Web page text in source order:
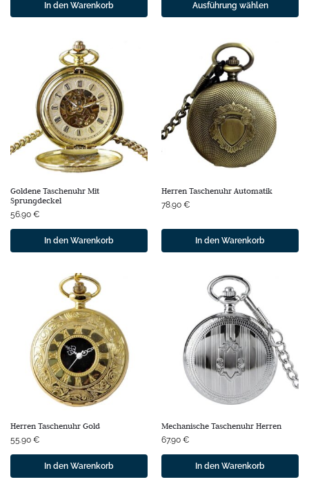
In den Warenkorb Ausführung wählen
Goldene Taschenuhr Mit
Sprungdeckel
56.90 €
In den Warenkorb
Herren Taschenuhr Automatik
78.90 €
In den Warenkorb
Herren Taschenuhr Gold
55.90 €
In den Warenkorb
Mechanische Taschenuhr Herren
67.90 €
In den Warenkorb